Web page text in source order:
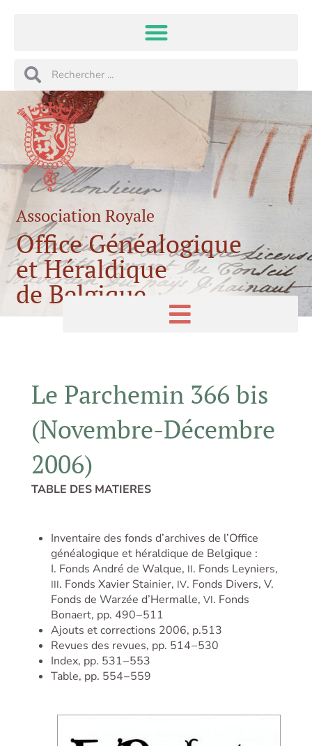
RechercherRechercher
Association Royale
Office Généalogique
et Héraldique
de Belgique
Le Parchemin 366 bis
(Novembre-Décembre
2006)
TABLE DES MATIERES
Inventaire des fonds d’archives de l’Office
généalogique et héraldique de Belgique :
I. Fonds André de Walque, II. Fonds Leyniers,
III. Fonds Xavier Stainier, IV. Fonds Divers, V.
Fonds de Warzée d’Hermalle, VI. Fonds
Bonaert, pp. 490 – 511
Ajouts et corrections 2006, p.513
Revues des revues, pp. 514 – 530
Index, pp. 531 – 553
Table, pp. 554 – 559